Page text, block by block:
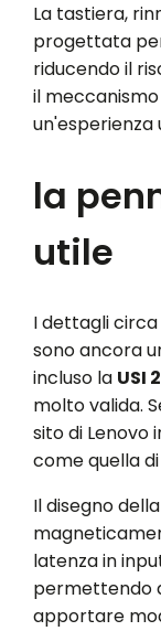
La tastiera,
progettata
riducendo il
il
la
utile
I dettagli
sono ancora
incluso la USI
molto valida.
sito di
come quella
Il disegno
latenza in
permettendo
apportare